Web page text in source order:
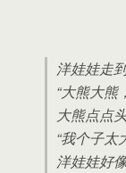
洋娃娃走
“大熊大熊
大熊点点头
“我个子太
洋娃娃好